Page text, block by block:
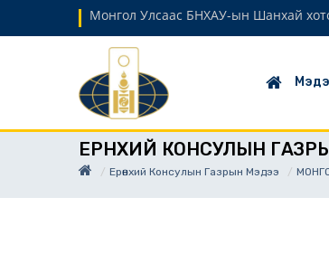
Монгол Улсаас БНХАУ-ын Шанхай
ЕРӨНХИЙ КОНСУЛЫН
Ерөнхий Консулын Газрын Мэдээ